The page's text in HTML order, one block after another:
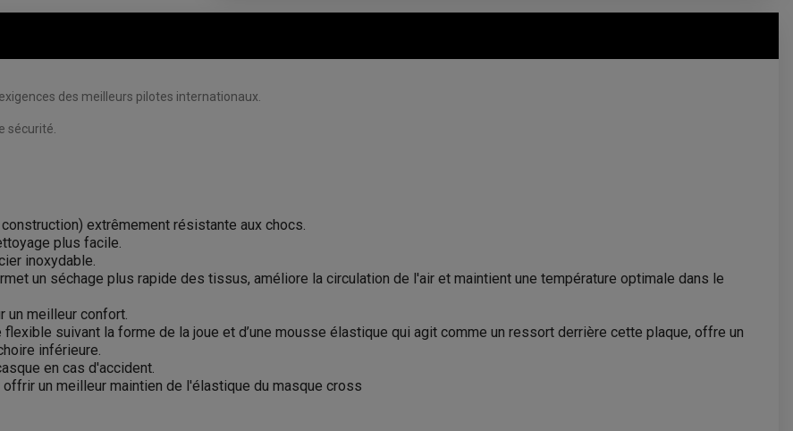
des meilleurs pilotes internationaux.
sécurité.
extrêmement résistante aux chocs.
plus facile.
inoxydable.
un séchage plus rapide des tissus, améliore la circulation de l'air et maintient une température optimale dans le
un meilleur confort.
suivant la forme de la joue et d’une mousse élastique qui agit comme un ressort derrière cette plaque, offre un
inférieure.
en cas d'accident.
un meilleur maintien de l'élastique du masque cross